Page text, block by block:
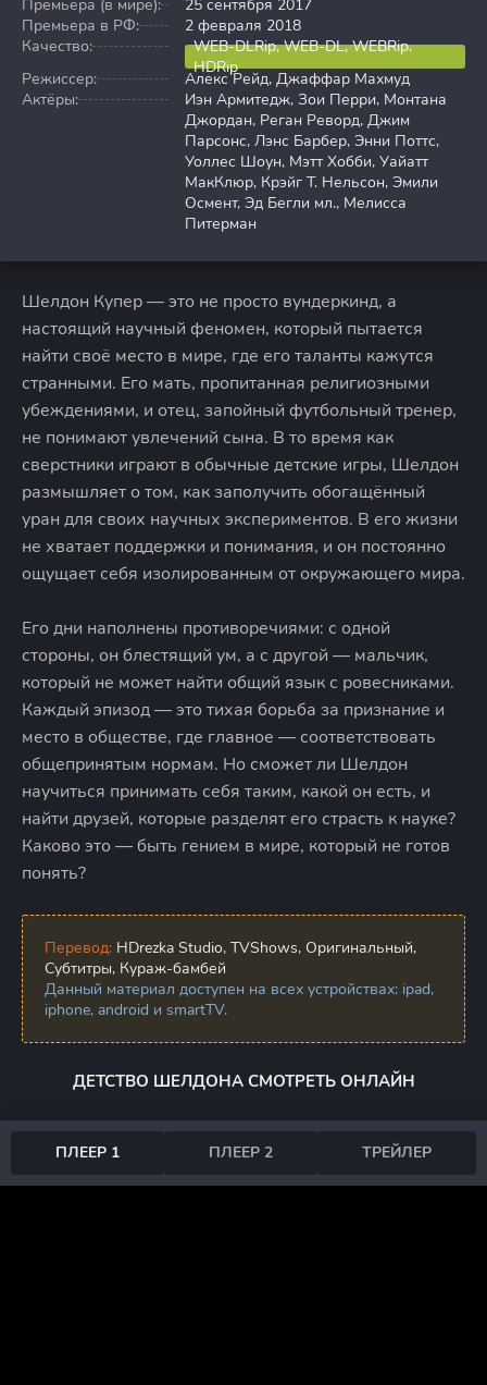
Премьера (в мире):
25 сентября 2017
Премьера в РФ:
2 февраля 2018
Качество:
WEB-DLRip, WEB-DL, WEBRip,
HDRip
Режиссер:
Алекс Рейд, Джаффар Махмуд
Актёры:
Иэн Армитедж, Зои Перри, Монтана
Джордан, Реган Реворд, Джим
Парсонс, Лэнс Барбер, Энни Поттс,
Уоллес Шоун, Мэтт Хобби, Уайатт
МакКлюр, Крэйг Т. Нельсон, Эмили
Осмент, Эд Бегли мл., Мелисса
Питерман
Шелдон Купер — это не просто вундеркинд, а
настоящий научный феномен, который пытается
найти своё место в мире, где его таланты кажутся
странными. Его мать, пропитанная религиозными
убеждениями, и отец, запойный футбольный тренер,
не понимают увлечений сына. В то время как
сверстники играют в обычные детские игры, Шелдон
размышляет о том, как заполучить обогащённый
уран для своих научных экспериментов. В его жизни
не хватает поддержки и понимания, и он постоянно
ощущает себя изолированным от окружающего мира.
Его дни наполнены противоречиями: с одной
стороны, он блестящий ум, а с другой — мальчик,
который не может найти общий язык с ровесниками.
Каждый эпизод — это тихая борьба за признание и
место в обществе, где главное — соответствовать
общепринятым нормам. Но сможет ли Шелдон
научиться принимать себя таким, какой он есть, и
найти друзей, которые разделят его страсть к науке?
Каково это — быть гением в мире, который не готов
понять?
Перевод: HDrezka Studio, TVShows, Оригинальный,
Субтитры, Кураж-бамбей
Данный материал доступен на всех устройствах: ipad,
iphone, android и smartTV.
ДЕТСТВО ШЕЛДОНА СМОТРЕТЬ ОНЛАЙН
ПЛЕЕР 1 ПЛЕЕР 2 ТРЕЙЛЕР